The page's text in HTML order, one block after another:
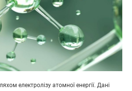
електролізу атомної енергії. Дані